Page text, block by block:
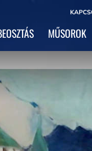
MŰSOROK